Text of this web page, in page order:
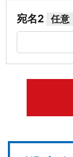
宛名2 任意